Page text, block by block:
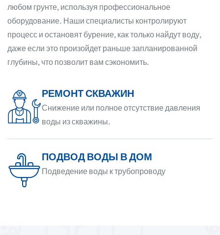
любом грунте, используя профессиональное
оборудование. Наши специалисты контролируют
процесс и остановят бурение, как только найдут воду,
даже если это произойдет раньше запланированной
глубины, что позволит вам сэкономить.
РЕМОНТ СКВАЖИН
Снижение или полное отсутствие давления
воды из скважины.
ПОДВОД ВОДЫ В ДОМ
Подведение воды к трубопроводу